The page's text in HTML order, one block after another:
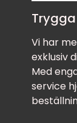
Vi har
exklusiv
Med
service